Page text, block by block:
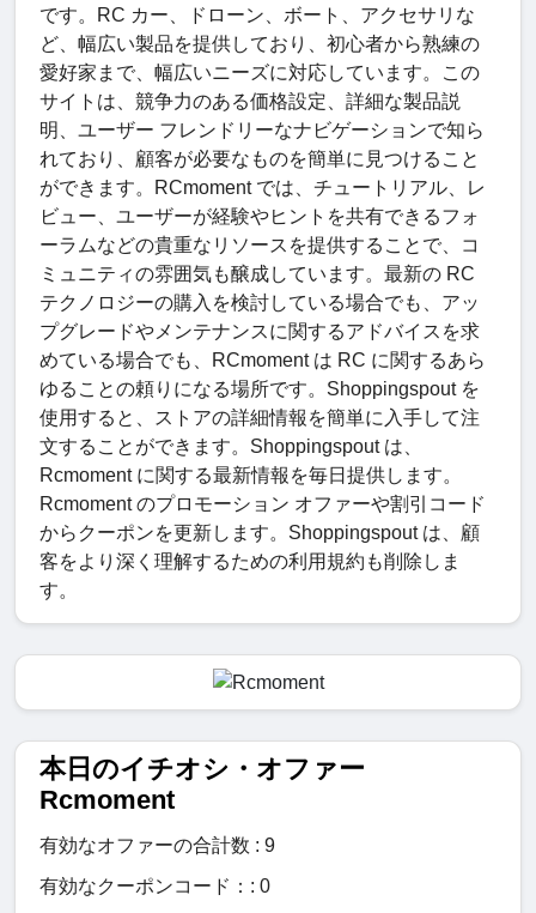
です。RC カー、ドローン、ボート、アクセサリな
ど、幅広い製品を提供しており、初心者から熟練の
愛好家まで、幅広いニーズに対応しています。この
サイトは、競争力のある価格設定、詳細な製品説
明、ユーザー フレンドリーなナビゲーションで知ら
れており、顧客が必要なものを簡単に見つけること
ができます。RCmoment では、チュートリアル、レ
ビュー、ユーザーが経験やヒントを共有できるフォ
ーラムなどの貴重なリソースを提供することで、コ
ミュニティの雰囲気も醸成しています。最新の RC
テクノロジーの購入を検討している場合でも、アッ
プグレードやメンテナンスに関するアドバイスを求
めている場合でも、RCmoment は RC に関するあら
ゆることの頼りになる場所です。Shoppingspout を
使用すると、ストアの詳細情報を簡単に入手して注
文することができます。Shoppingspout は、
Rcmoment に関する最新情報を毎日提供します。
Rcmoment のプロモーション オファーや割引コード
からクーポンを更新します。Shoppingspout は、顧
客をより深く理解するための利用規約も削除しま
す。
本日のイチオシ・オファー
Rcmoment
有効なオファーの合計数 : 9
有効なクーポンコード：: 0